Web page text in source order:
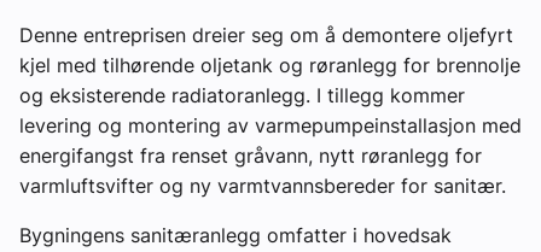
Denne entreprisen dreier seg om å demontere oljefyrt
kjel med tilhørende oljetank og røranlegg for brennolje
og eksisterende radiatoranlegg. I tillegg kommer
levering og montering av varmepumpeinstallasjon med
energifangst fra renset gråvann, nytt røranlegg for
varmluftsvifter og ny varmtvannsbereder for sanitær.
Bygningens sanitæranlegg omfatter i hovedsak